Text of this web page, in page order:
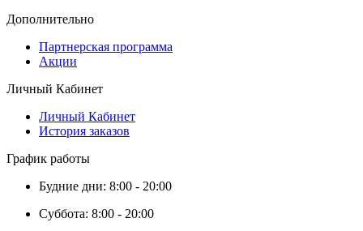
Дополнительно
Партнерская программа
Акции
Личный Кабинет
Личный Кабинет
История заказов
График работы
Будние дни: 8:00 - 20:00
Суббота: 8:00 - 20:00